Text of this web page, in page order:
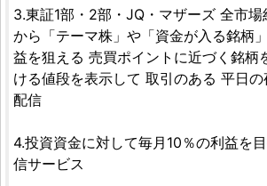
3.東証1部・2部・JQ・マザーズ 全市
から「テーマ株」や「資金が入る銘柄
益を狙える 売買ポイントに近づく銘柄
ける値段を表示して 取引のある 平日
配信
4.投資資金に対して毎月10％の利益を
信サービス